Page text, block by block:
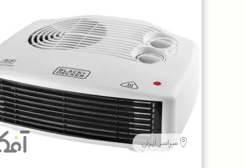
سراسر ایران